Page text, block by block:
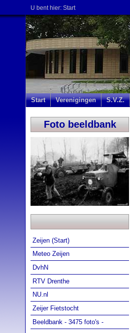
U bent hier: Start
Start Verenigingen S.V.Z.
Foto beeldbank
Zeijen (Start)
Meteo Zeijen
DvhN
RTV Drenthe
NU.nl
Zeijer Fietstocht
Beeldbank - 3475 foto's -